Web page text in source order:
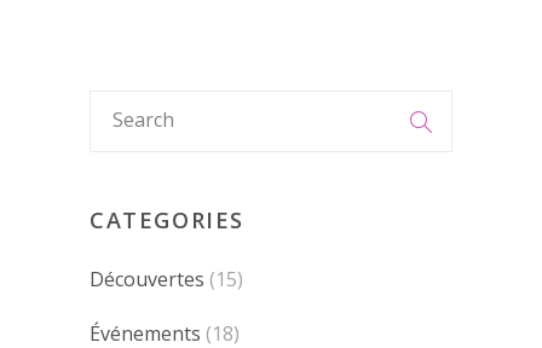
CATEGORIES
Découvertes (15)
Événements (18)